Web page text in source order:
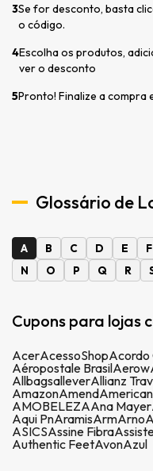
3Se for desconto, basta
o código.
4Escolha os produtos,
ver o desconto
5Pronto! Finalize a compra
Glossário de
A B C D E F
N
O P Q R
Cupons para lojas
AcerAcessoShopAcordo
Aéropostale BrasilAerow
AllbagsalleverAllianz
AmazonAmend
AMOBELEZAAna Mayer
Aqui PnAramisArmArno
ASICSAssine Fibra
Authentic FeetAvonAzul